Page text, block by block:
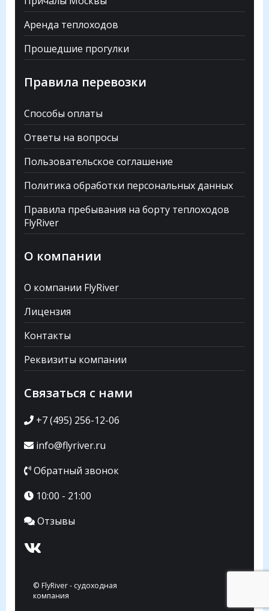
Аренда теплоходов
Прошедшие прогулки
Правила перевозки
Способы оплаты
Ответы на вопросы
Пользовательское соглашение
Политика обработки персональных данных
Правила пребывания на борту теплоходов
FlyRiver
О компании
О компании FlyRiver
Лицензия
Контакты
Реквизиты компании
Связаться с нами
+7 (495) 256-12-06
info@flyriver.ru
Обратный звонок
10:00 - 21:00
Отзывы
© FlyRiver - судоходная
компания